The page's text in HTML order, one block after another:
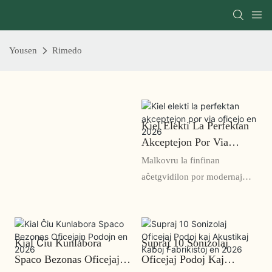
Yousen Rimedo
Kiel Elekti La Perfektan
Akceptejon Por Via
Oficejo En 2026
Malkovru la finfinan
aĉetgvidilon por modernaj
tendencojn kaj konsilojn de
fakuloj por elekti la perfektan
oficejan akceptejon.
Kial Ĉiu Kunlabora
Spaco Bezonas Oficejajn
Supraj 10 Sonizolaj
Oficejaj Podoj Kaj